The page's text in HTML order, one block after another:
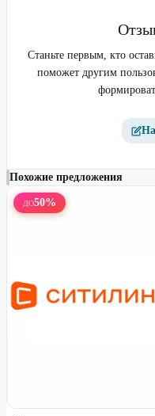
Smart Band 9 Active
Наушники XIAOMI Redmi
Станьте первым, кто
поможет другим
Похожие предложения
ДО50%